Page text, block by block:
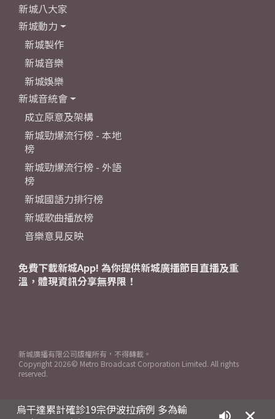
烏干達累計確診19宗伊波拉病例 多為輸
新城八大家
新城動力
新城製作
新城音樂
新城娛樂
新城音統會
成立原意及架構
新城勁爆流行榜 - 本地
榜
新城勁爆流行榜 - 外語
榜
新城國語力排行榜
新城歌曲播放榜
音樂意見反映
免費下載新城App! 為你提供新城廣播節目直播及重
溫，體現資訊分享無界限！
新城廣播有限公司版權所有，不得轉載。
Copyright 2026© Metro Broadcast Corporation Limited. All rights
reserved.